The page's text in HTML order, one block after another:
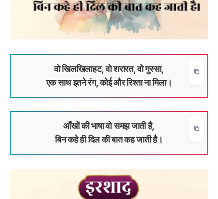
वो खिलखिलाहट, वो शरारत, वो गुस्सा,
एक साथ इतने रंग, कोई और रिश्ता ना मिला।
आँखों की भाषा वो समझ जाती है,
बिन कहे ही दिल की बात कह जाती है।